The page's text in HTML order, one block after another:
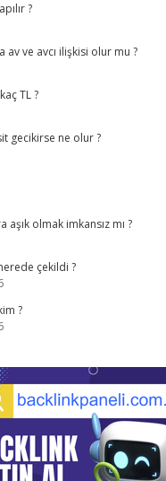
?
ve avcı ilişkisi olur mu ?
TL ?
gecikirse ne olur ?
aşık olmak imkansız mı ?
çekildi ?
?